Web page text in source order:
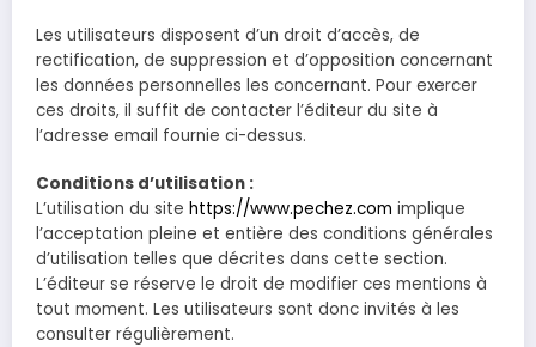
Les utilisateurs disposent d’un droit d’accès, de
rectification, de suppression et d’opposition concernant
les données personnelles les concernant. Pour exercer
ces droits, il suffit de contacter l’éditeur du site à
l’adresse email fournie ci-dessus.
Conditions d’utilisation :
L’utilisation du site https://www.pechez.com implique
l’acceptation pleine et entière des conditions générales
d’utilisation telles que décrites dans cette section.
L’éditeur se réserve le droit de modifier ces mentions à
tout moment. Les utilisateurs sont donc invités à les
consulter régulièrement.